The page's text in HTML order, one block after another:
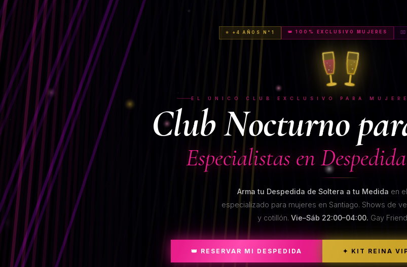
⭐ +4 AÑOS N°1 👑 100% EXCLUSIVO MUJERES
EL ÚNICO CLUB EXCLUSIVO PARA
Club Nocturno
Especialistas en
Arma tu Despedida de Soltera a tu Medida en
especializado para mujeres en Santiago. Shows de
y cotillón. Vie–Sáb 22:00–04:00. Gay
👑 RESERVAR MI DESPEDIDA ✦ KIT REINA